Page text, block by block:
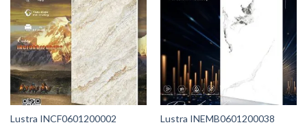
Lustra INCF0601200002 Lustra INEMB0601200038